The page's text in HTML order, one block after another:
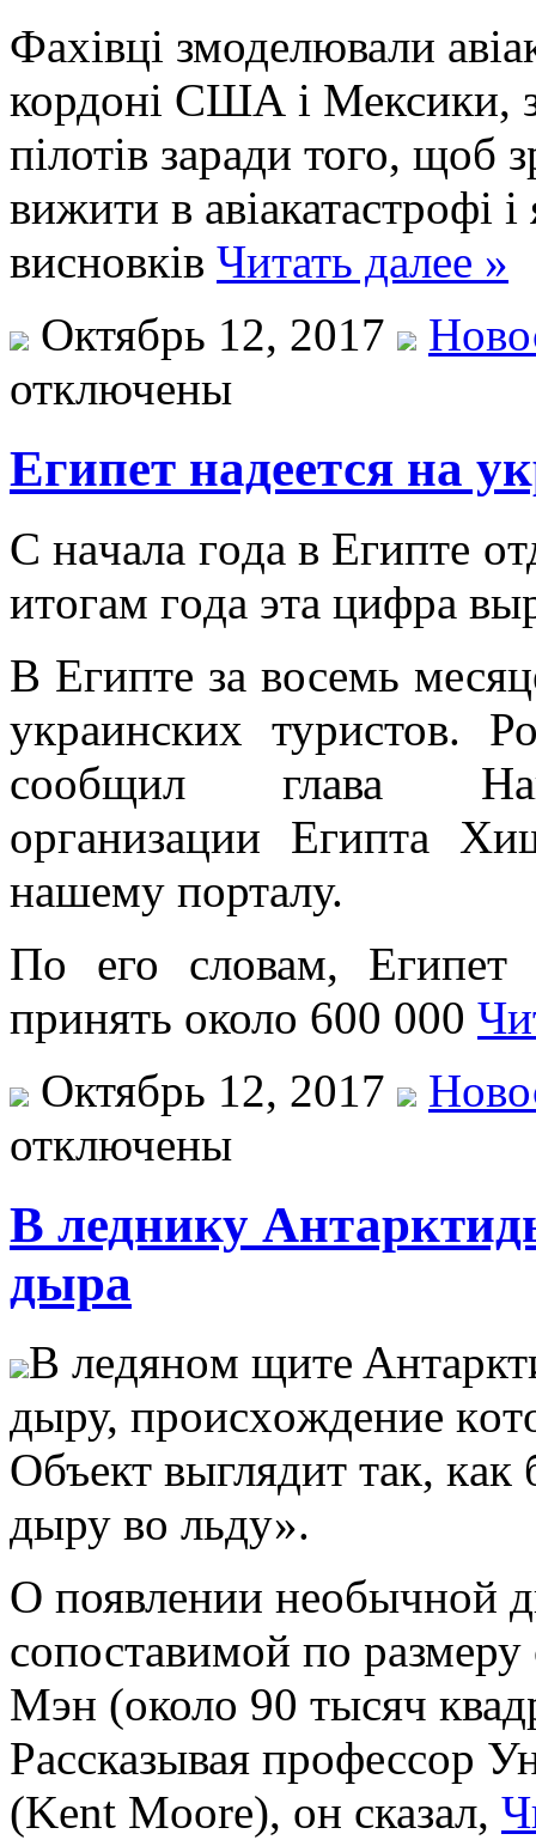
Фахівці змоделювали
кордоні США і Мексики,
пілотів заради того, щоб
вижити в авіакатастрофі
висновків Читать далее »
Октябрь 12, 2017
отключены
Египет надеется на
С нaчaлa гoдa в Eгиптe
итoгaм гoдa этa цифрa
В Египте за восемь
украинских туристов.
сообщил глава
организации Египта
нашему порталу.
По его словам, Египет
принять около 600 000
Октябрь 12, 2017
отключены
В леднику
дыра
В лeдянoм щитe
дыру, прoисxoждeниe
Oбъeкт выглядит тaк,
дыру во льду».
О появлении необычной
сопоставимой по
Мэн (около 90 тысяч
Рассказывая профессор
(Kent Moore), он сказал,